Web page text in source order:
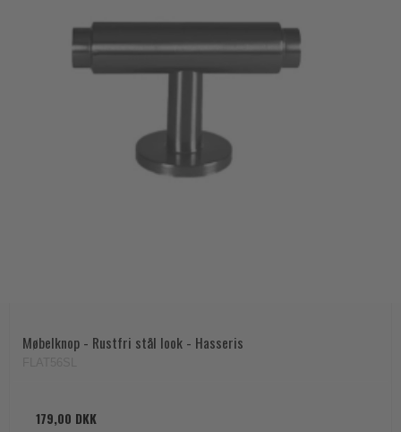
Møbelknop - Rustfri stål look - Hasseris
179,00 DKK